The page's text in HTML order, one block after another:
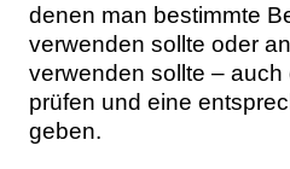
denen man bestimmte
verwenden sollte oder
verwenden sollte – auch
prüfen und eine
geben.